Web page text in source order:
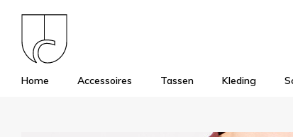
Home Accessoires Tassen Kleding